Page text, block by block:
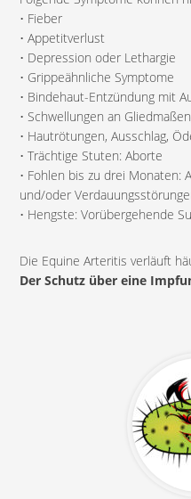
• Fieber
• Appetitverlust
• Depression oder Lethargie
• Grippeähnliche Symptome
• Bindehaut-Entzündung mit
• Schwellungen an
• Hautrötungen, Ausschlag,
• Trächtige Stuten: Aborte
• Fohlen bis zu drei Monaten:
und/oder
• Hengste: Vorübergehende
Die Equine Arteritis verläuft
Der Schutz über eine